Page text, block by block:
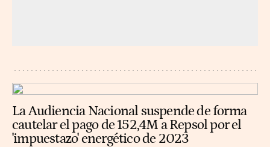
La Audiencia Nacional suspende de forma
cautelar el pago de 152,4M a Repsol por el
'impuestazo' energético de 2023